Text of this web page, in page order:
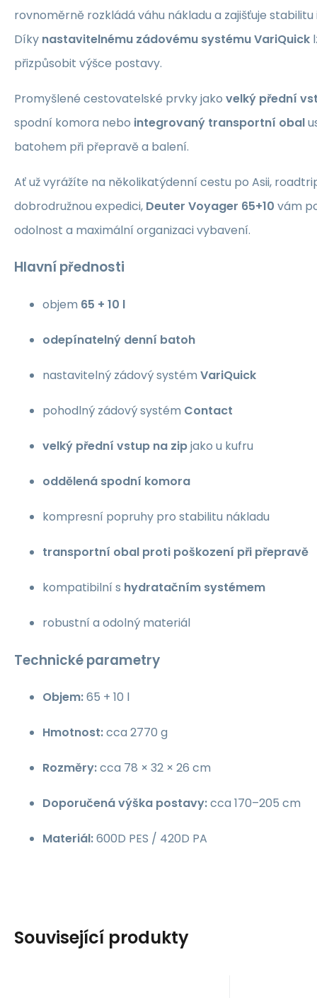
rovnoměrně rozkládá váhu nákladu a zajišťuje
Díky nastavitelnému zádovému systému VariQuick
přizpůsobit výšce postavy.
Promyšlené cestovatelské prvky jako velký přední
spodní komora nebo integrovaný transportní obal
batohem při přepravě a balení.
Ať už vyrážíte na několikatýdenní cestu po Asii,
dobrodružnou expedici, Deuter Voyager 65+10 vám
odolnost a maximální organizaci vybavení.
Hlavní přednosti
objem 65 + 10 l
odepínatelný denní batoh
nastavitelný zádový systém VariQuick
pohodlný zádový systém Contact
velký přední vstup na zipjako u kufru
oddělená spodní komora
kompresní popruhy pro stabilitu nákladu
transportní obal proti poškození při přepravě
kompatibilní s hydratačním systémem
robustní a odolný materiál
Technické parametry
Objem:65 + 10 l
Hmotnost:cca 2770 g
Rozměry:cca 78 × 32 × 26 cm
Doporučená výška postavy:cca 170–205 cm
Materiál:600D PES / 420D PA
Související produkty